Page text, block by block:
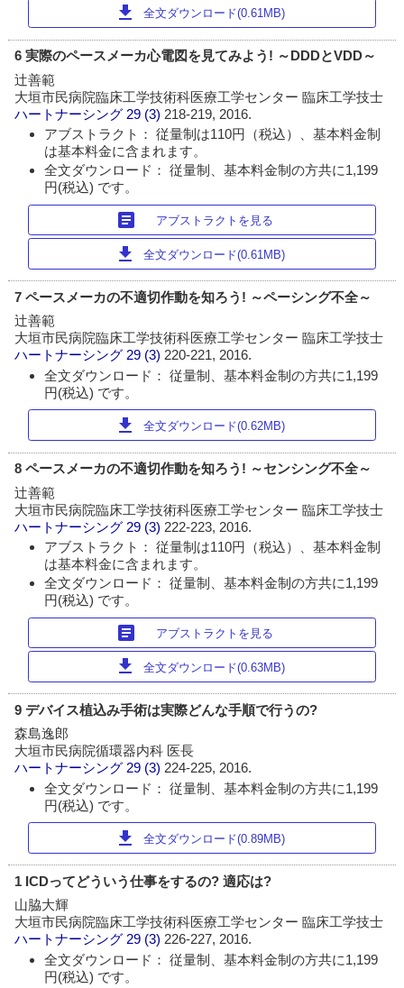
download 全文ダウンロード(0.61MB)
6 実際のペースメーカ心電図を見てみよう! ～DDDとVDD～
辻善範
大垣市民病院臨床工学技術科医療工学センター 臨床工学技士
ハートナーシング 29 (3) 218-219, 2016.
アブストラクト： 従量制は110円（税込）、基本料金制
は基本料金に含まれます。
全文ダウンロード： 従量制、基本料金制の方共に1,199
円(税込) です。
article アブストラクトを見る
download 全文ダウンロード(0.61MB)
7 ペースメーカの不適切作動を知ろう! ～ペーシング不全～
辻善範
大垣市民病院臨床工学技術科医療工学センター 臨床工学技士
ハートナーシング 29 (3) 220-221, 2016.
全文ダウンロード： 従量制、基本料金制の方共に1,199
円(税込) です。
download 全文ダウンロード(0.62MB)
8 ペースメーカの不適切作動を知ろう! ～センシング不全～
辻善範
大垣市民病院臨床工学技術科医療工学センター 臨床工学技士
ハートナーシング 29 (3) 222-223, 2016.
アブストラクト： 従量制は110円（税込）、基本料金制
は基本料金に含まれます。
全文ダウンロード： 従量制、基本料金制の方共に1,199
円(税込) です。
article アブストラクトを見る
download 全文ダウンロード(0.63MB)
9 デバイス植込み手術は実際どんな手順で行うの?
森島逸郎
大垣市民病院循環器内科 医長
ハートナーシング 29 (3) 224-225, 2016.
全文ダウンロード： 従量制、基本料金制の方共に1,199
円(税込) です。
download 全文ダウンロード(0.89MB)
1 ICDってどういう仕事をするの? 適応は?
山脇大輝
大垣市民病院臨床工学技術科医療工学センター 臨床工学技士
ハートナーシング 29 (3)226-227, 2016.
全文ダウンロード： 従量制、基本料金制の方共に1,199
円(税込) です。